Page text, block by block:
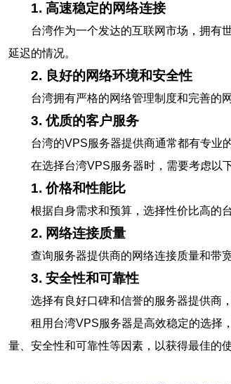
1. 高速稳定的网络连接
台湾作为一个发达的互联网市场，拥有
延迟的情况。
2. 良好的网络环境和安全性
台湾拥有严格的网络管理制度和完善的
3. 优质的客户服务
台湾的VPS服务器提供商通常都有专业
在选择台湾VPS服务器时，需要考虑以
1. 价格和性能比
根据自身需求和预算，选择性价比高的
2. 网络连接质量
查询服务器提供商的网络连接质量和带
3. 安全性和可靠性
选择有良好口碑和信誉的服务器提供商
租用台湾VPS服务器是高效稳定的选择
量、安全性和可靠性等因素，以获得最佳的使